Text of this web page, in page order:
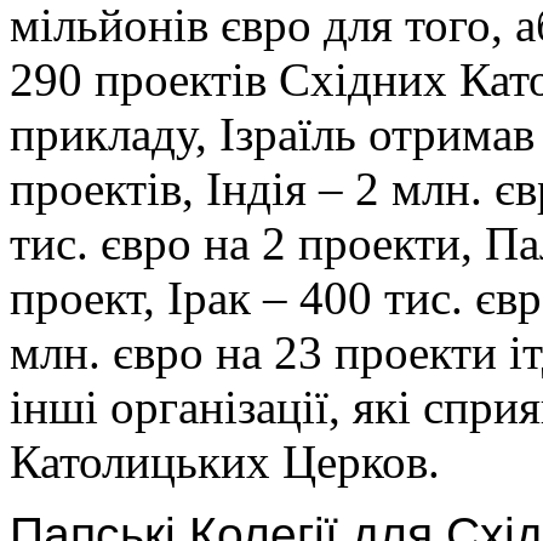
мільйонів євро для того,
290 проектів Східних
прикладу, Ізраїль
проектів, Індія – 2 млн.
тис. євро на 2 проекти,
проект, Ірак – 400 тис.
млн. євро на 23 проекти
інші організації, які
Католицьких Церков.